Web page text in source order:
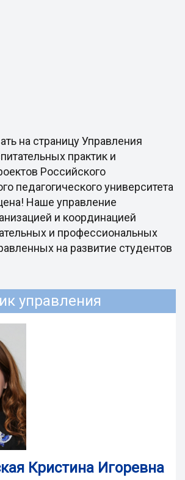
на страницу Управления
практик и
Российского
педагогического университета
Наше управление
и координацией
и профессиональных
на развитие студентов
управления
Кристина Игоревна